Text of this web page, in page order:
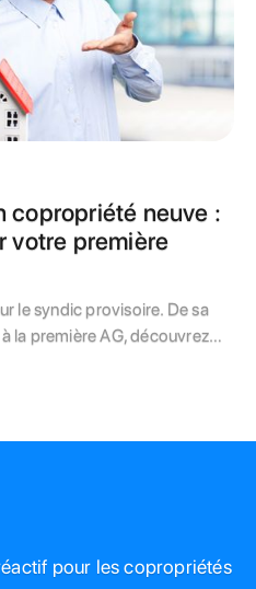
copropriété neuve :
votre première
le syndic provisoire. De sa
la première AG, découvrez
neuf à Paris.
pour les copropriétés